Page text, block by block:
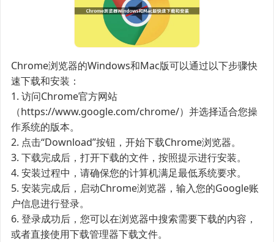
Chrome浏览器的Windows和Mac版可以通过以下步骤快
速下载和安装：
1. 访问Chrome官方网站
（https://www.google.com/chrome/）并选择适合您操
作系统的版本。
2. 点击“Download”按钮，开始下载Chrome浏览器。
3. 下载完成后，打开下载的文件，按照提示进行安装。
4. 安装过程中，请确保您的计算机满足最低系统要求。
5. 安装完成后，启动Chrome浏览器，输入您的Google账
户信息进行登录。
6. 登录成功后，您可以在浏览器中搜索需要下载的内容，
或者直接使用下载管理器下载文件。